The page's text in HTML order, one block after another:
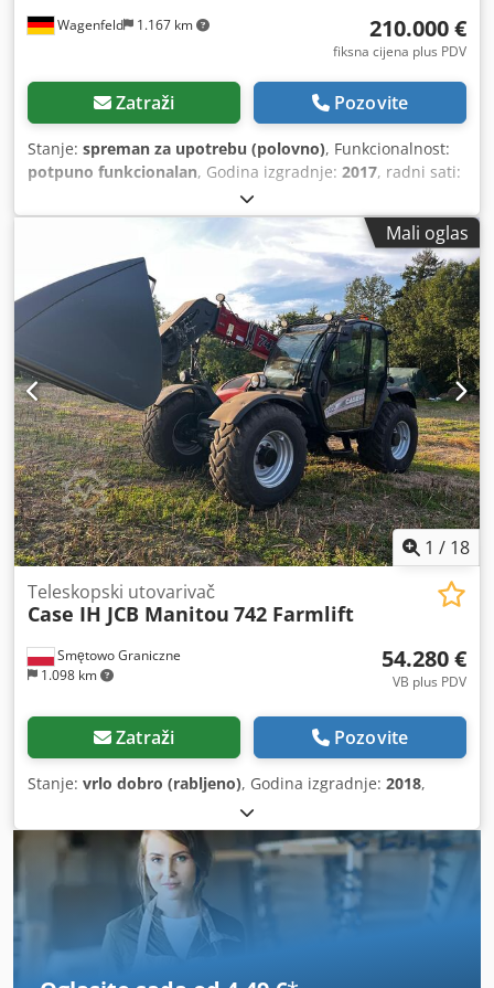
Wagenfeld 1.167 km 210.000 €
fiksna cijena plus PDV
Zatraži Pozovite
Stanje: spreman za upotrebu (polovno), Funkcionalnost:
potpuno funkcionalan, Godina izgradnje: 2017, radni sati:
366 kW (497,62 KS)
maksimalna brzina:30 km/h, prva registracija:07/2017,
sljedeći pregled (TÜV):07/2026
, dimenzija stražnje gume:
500/85 R24, broj mašine/vozila:YHG233775, Oprema:
kabina, klima-uređaj, kvačilo prikolice, rasvjeta, repa
rezač
Mali oglas
1 / 18
Smętowo Graniczne
1.098 km
Teleskopski utovarivač
Case IH JCB Manitou 742 Farmlift
54.280 €
VB plus PDV
Zatraži Pozovite
Stanje: vrlo dobro (rabljeno), Godina izgradnje: 2018,